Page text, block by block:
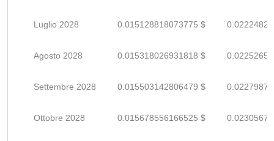
Luglio 2028 0.015128818073775 $
Agosto 2028 0.015318026931818 $
Settembre 2028 0.015503142806479 $
Ottobre 2028 0.015678556166525 $